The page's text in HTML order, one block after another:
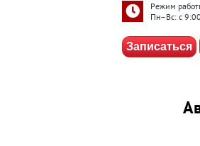
Режим
Пн–Вс: с
Записаться